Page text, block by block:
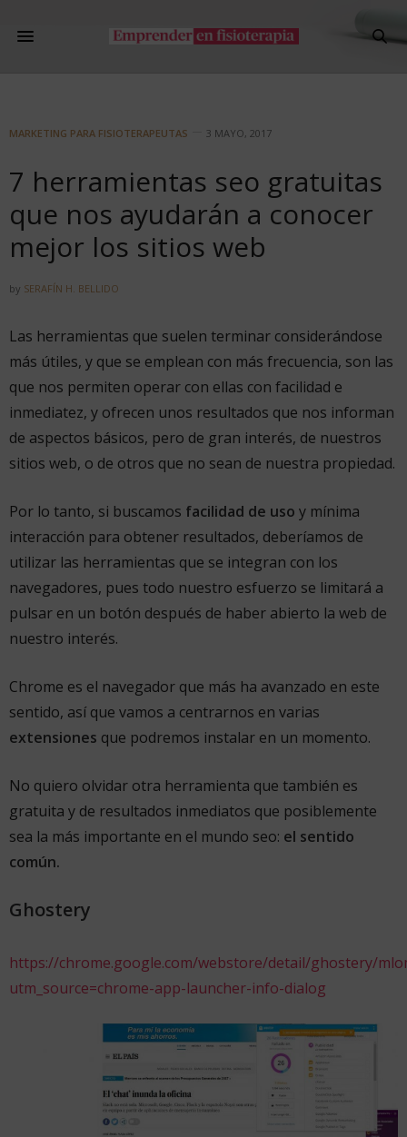
MARKETING PARA FISIOTERAPEUTAS 3 MAYO, 2017
7 herramientas seo gratuitas
que nos ayudarán a conocer
mejor los sitios web
by SERAFÍN H. BELLIDO
Las herramientas que suelen terminar considerándose
más útiles, y que se emplean con más frecuencia, son las
que nos permiten operar con ellas con facilidad e
inmediatez, y ofrecen unos resultados que nos informan
de aspectos básicos, pero de gran interés, de nuestros
sitios web, o de otros que no sean de nuestra propiedad.
Por lo tanto, si buscamos facilidad de uso y mínima
interacción para obtener resultados, deberíamos de
utilizar las herramientas que se integran con los
navegadores, pues todo nuestro esfuerzo se limitará a
pulsar en un botón después de haber abierto la web de
nuestro interés.
Chrome es el navegador que más ha avanzado en este
sentido, así que vamos a centrarnos en varias
extensiones que podremos instalar en un momento.
No quiero olvidar otra herramienta que también es
gratuita y de resultados inmediatos que posiblemente
sea la más importante en el mundo seo: el sentido
común.
Ghostery
https://chrome.google.com/webstore/detail/ghostery/
utm_source=chrome-app-launcher-info-dialog